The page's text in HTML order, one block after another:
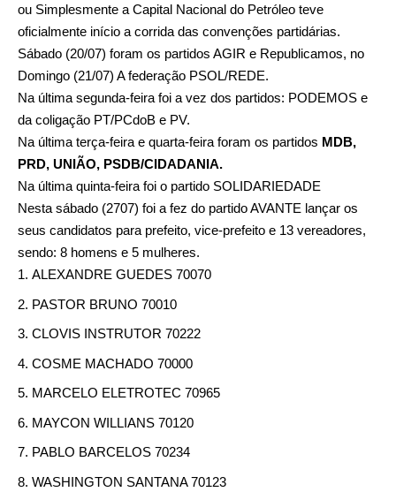
ou Simplesmente a Capital Nacional do Petróleo teve
oficialmente início a corrida das convenções partidárias.
Sábado (20/07) foram os partidos AGIR e Republicamos, no
Domingo (21/07) A federação PSOL/REDE.
Na última segunda-feira foi a vez dos partidos: PODEMOS e
da coligação PT/PCdoB e PV.
Na última terça-feira e quarta-feira foram os partidos MDB,
PRD, UNIÃO, PSDB/CIDADANIA.
Na última quinta-feira foi o partido SOLIDARIEDADE
Nesta sábado (2707) foi a fez do partido AVANTE lançar os
seus candidatos para prefeito, vice-prefeito e 13 vereadores,
sendo: 8 homens e 5 mulheres.
ALEXANDRE GUEDES 70070
PASTOR BRUNO 70010
CLOVIS INSTRUTOR 70222
COSME MACHADO 70000
MARCELO ELETROTEC 70965
MAYCON WILLIANS 70120
PABLO BARCELOS 70234
WASHINGTON SANTANA 70123